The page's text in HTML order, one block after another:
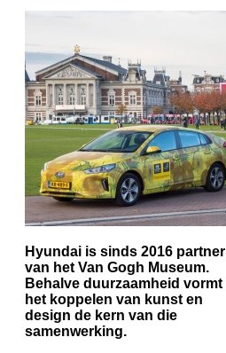
Hyundai is sinds 2016 partner
van het Van Gogh Museum.
Behalve duurzaamheid vormt
het koppelen van kunst en
design de kern van die
samenwerking.